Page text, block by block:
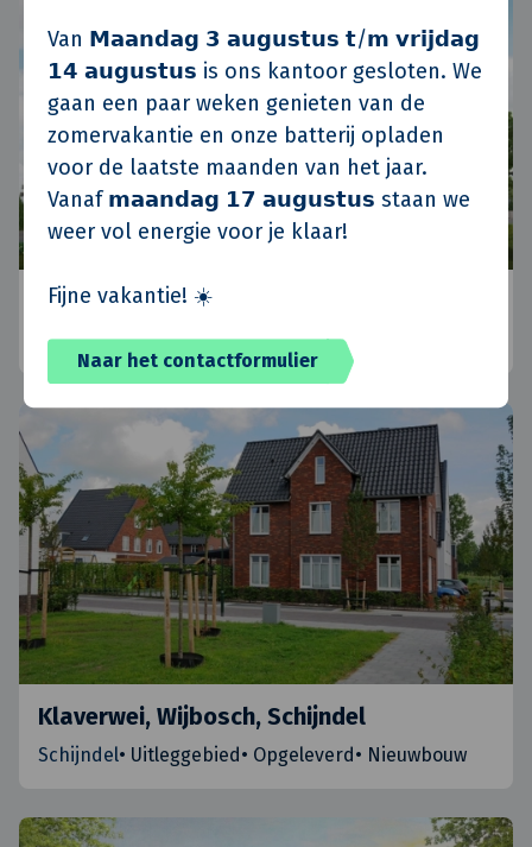
Van 𝗠𝗮𝗮𝗻𝗱𝗮𝗴 𝟯 𝗮𝘂𝗴𝘂𝘀𝘁𝘂𝘀 𝘁/𝗺 𝘃𝗿𝗶𝗷𝗱𝗮𝗴
𝟭𝟰 𝗮𝘂𝗴𝘂𝘀𝘁𝘂𝘀 is ons kantoor gesloten. We
gaan een paar weken genieten van de
zomervakantie en onze batterij opladen
voor de laatste maanden van het jaar.
Vanaf 𝗺𝗮𝗮𝗻𝗱𝗮𝗴 𝟭𝟳 𝗮𝘂𝗴𝘂𝘀𝘁𝘂𝘀 staan we
weer vol energie voor je klaar!
Fijne vakantie! ☀️
Naar het contactformulier
Koninko, Polen
Posen, Polen•Standort Polen•Aktuelle
Klaverwei, Wijbosch, Schijndel
Schijndel• Uitleggebied • Opgeleverd • Nieuwbouw